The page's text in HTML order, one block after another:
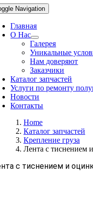
Navigation
Главная
О Нас
Галерея
Уникальные
Нам доверяют
Заказчики
Каталог запчастей
Услуги по ремонту
Новости
Контакты
Home
Каталог запчастей
Крепление груза
Лента с тиснением
с тиснением и